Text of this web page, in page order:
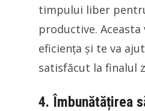
timpului liber
productive. Aceasta
eficiența și te va
satisfăcut la finalul
4. Îmbunătățirea